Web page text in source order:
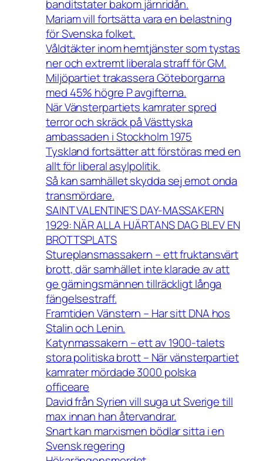
banditstater bakom järnridån.
Mariam vill fortsätta vara en belastning
för Svenska folket.
Våldtäkter inom hemtjänster som tystas
ner och extremt liberala straff för GM.
Miljöpartiet trakassera Göteborgarna
med 45% högre P avgifterna.
När Vänsterpartiets kamrater spred
terror och skräck på Västtyska
ambassaden i Stockholm 1975
Tyskland fortsätter att förstöras med en
allt för liberal asylpolitik.
Så kan samhället skydda sej emot onda
transmördare.
SAINT VALENTINE’S DAY-MASSAKERN
1929: NÄR ALLA HJÄRTANS DAG BLEV EN
BROTTSPLATS
Stureplansmassakern – ett fruktansvärt
brott, där samhället inte klarade av att
ge gärningsmännen tillräckligt långa
fängelsestraff.
Framtiden Vänstern – Har sitt DNA hos
Stalin och Lenin.
Katynmassakern – ett av 1900-talets
stora politiska brott – När vänsterpartiet
kamrater mördade 3000 polska
officeare
David från Syrien vill suga ut Sverige till
max innan han återvandrar.
Snart kan marxismen bödlar sitta i en
Svensk regering